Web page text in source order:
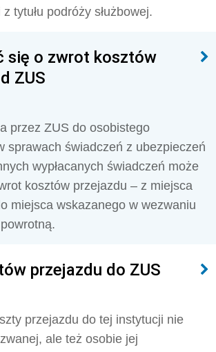
tytułu podróży służbowej.
się o zwrot kosztów
ZUS
przez ZUS do osobistego
sprawach świadczeń z ubezpieczeń
wypłacanych świadczeń może
kosztów przejazdu – z miejsca
miejsca wskazanego w wezwaniu
przejazdu do ZUS
przejazdu do tej instytucji nie
ale też osobie jej